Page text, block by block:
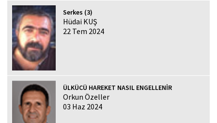
Serkes (3)
Hüdai KUŞ
22 Tem 2024
ÜLKÜCÜ HAREKET NASIL ENGELLENİR
Orkun Özeller
03 Haz 2024